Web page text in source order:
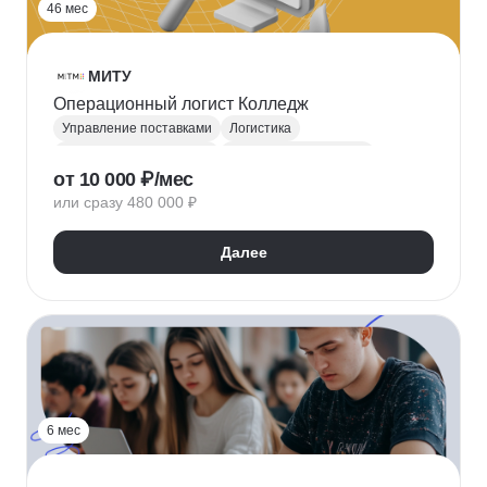
46 мес
МИТУ
Операционный логист Колледж
Управление поставками
Логистика
Таможенное оформление
Внешнеэкономическая деятельность (ВЭД)
ВЭД-логистика
Складская логистика
от 10 000 ₽/мес
или сразу 480 000 ₽
Далее
6 мес